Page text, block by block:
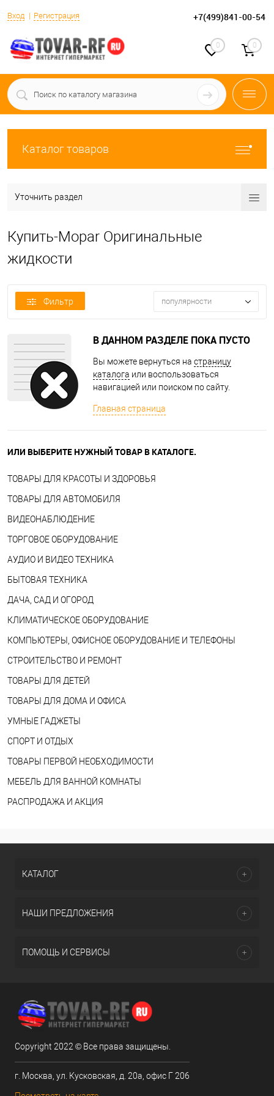
Вход Регистрация +7(499)841-00-54
0 0
Каталог товаров
Уточнить раздел
Купить-Mopar Оригинальные
жидкости
Фильтр популярности
В ДАННОМ РАЗДЕЛЕ ПОКА ПУСТО
Вы можете вернуться на страницу
каталога или воспользоваться
навигацией или поиском по сайту.
Главная страница
ИЛИ ВЫБЕРИТЕ НУЖНЫЙ ТОВАР В КАТАЛОГЕ.
ТОВАРЫ ДЛЯ КРАСОТЫ И ЗДОРОВЬЯ
ТОВАРЫ ДЛЯ АВТОМОБИЛЯ
ВИДЕОНАБЛЮДЕНИЕ
ТОРГОВОЕ ОБОРУДОВАНИЕ
АУДИО И ВИДЕО ТЕХНИКА
БЫТОВАЯ ТЕХНИКА
ДАЧА, САД И ОГОРОД
КЛИМАТИЧЕСКОЕ ОБОРУДОВАНИЕ
КОМПЬЮТЕРЫ, ОФИСНОЕ ОБОРУДОВАНИЕ И ТЕЛЕФОНЫ
СТРОИТЕЛЬСТВО И РЕМОНТ
ТОВАРЫ ДЛЯ ДЕТЕЙ
ТОВАРЫ ДЛЯ ДОМА И ОФИСА
УМНЫЕ ГАДЖЕТЫ
СПОРТ И ОТДЫХ
ТОВАРЫ ПЕРВОЙ НЕОБХОДИМОСТИ
МЕБЕЛЬ ДЛЯ ВАННОЙ КОМНАТЫ
РАСПРОДАЖА И АКЦИЯ
КАТАЛОГ
НАШИ ПРЕДЛОЖЕНИЯ
ПОМОЩЬ И СЕРВИСЫ
Copyright 2022 © Все права защищены.
г. Москва, ул. Кусковская, д. 20а, офис Г 206